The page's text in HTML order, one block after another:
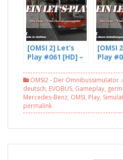
[OMSI 2] Let’s
Play #061 [HD] –
#Tettau
[OMSI
Play
OMSI2 - Der Omnibussimulator
deutsch, EVOBUS, Gameplay,
Mercedes-Benz, OMSI, Play,
permalink